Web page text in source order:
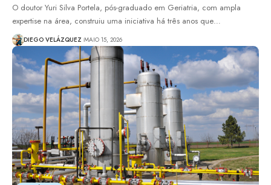
O doutor Yuri Silva Portela, pós-graduado em Geriatria, com ampla
expertise na área, construiu uma iniciativa há três anos que…
DIEGO VELÁZQUEZ MAIO 15, 2026